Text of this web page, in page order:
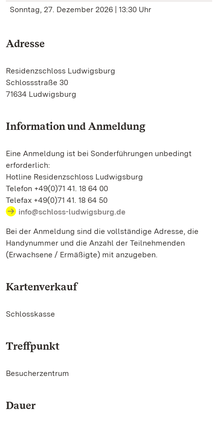
Sonntag, 27. Dezember 2026 | 13:30 Uhr
Adresse
Residenzschloss Ludwigsburg
Schlossstraße 30
71634 Ludwigsburg
Information und Anmeldung
Eine Anmeldung ist bei Sonderführungen unbedingt
erforderlich:
Hotline Residenzschloss Ludwigsburg
Telefon +49(0)71 41. 18 64 00
Telefax +49(0)71 41. 18 64 50
info@schloss-ludwigsburg.de
Bei der Anmeldung sind die vollständige Adresse, die
Handynummer und die Anzahl der Teilnehmenden
(Erwachsene / Ermäßigte) mit anzugeben.
Kartenverkauf
Schlosskasse
Treffpunkt
Besucherzentrum
Dauer